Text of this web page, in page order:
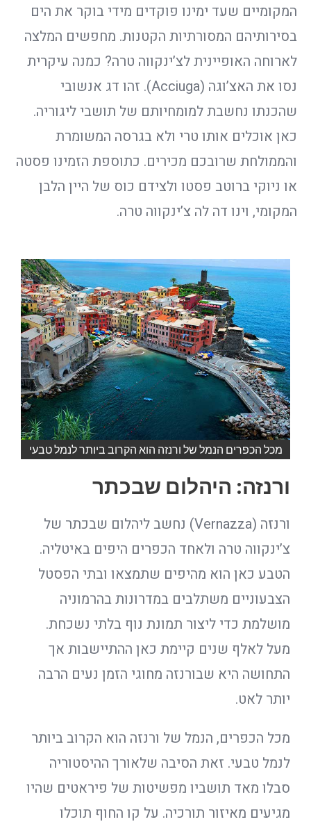
המקומיים שעד ימינו פוקדים מידי בוקר את הים
בסירותיהם המסורתיות הקטנות. מחפשים המלצה
לארוחה האופיינית לצ’ינקווה טרה? כמנה עיקרית
נסו את האצ’וגה (Acciuga). זהו דג אנשובי
שהכנתו נחשבת למומחיותם של תושבי ליגוריה.
כאן אוכלים אותו טרי ולא בגרסה המשומרת
והממולחת שרובכם מכירים. כתוספת הזמינו פסטה
או ניוקי ברוטב פסטו ולצידם כוס של היין הלבן
המקומי, וינו דה לה צ’ינקווה טרה.
מכל הכפרים הנמל של ורנזה הוא הקרוב ביותר לנמל טבעי
ורנזה: היהלום שבכתר
ורנזה (Vernazza) נחשב ליהלום שבכתר של
צ’ינקווה טרה ולאחד הכפרים היפים באיטליה.
הטבע כאן הוא מהיפים שתמצאו ובתי הפסטל
הצבעוניים משתלבים במדרונות בהרמוניה
מושלמת כדי ליצור תמונת נוף בלתי נשכחת.
מעל לאלף שנים קיימת כאן ההתיישבות אך
התחושה היא שבורנזה מחוגי הזמן נעים הרבה
יותר לאט.
מכל הכפרים, הנמל של ורנזה הוא הקרוב ביותר
לנמל טבעי. זאת הסיבה שלאורך ההיסטוריה
סבלו מאד תושביו מפשיטות של פיראטים שהיו
מגיעים מאיזור תורכיה. על קו החוף תוכלו